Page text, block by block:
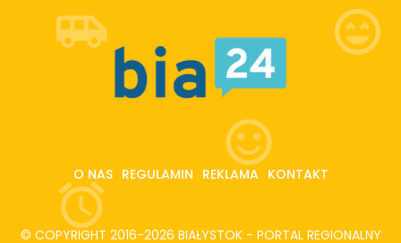
O NAS REGULAMIN REKLAMA KONTAKT
© COPYRIGHT 2016-2026 BIAŁYSTOK - PORTAL REGIONALNY